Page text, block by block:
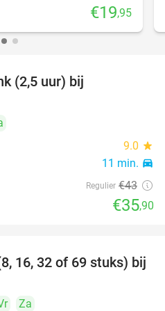
€19,95
(2,5 uur) bij
9.0 star
11 min. directions_car
Regulier €43
€35,90
53%
16, 32 of 69 stuks) bij
Za